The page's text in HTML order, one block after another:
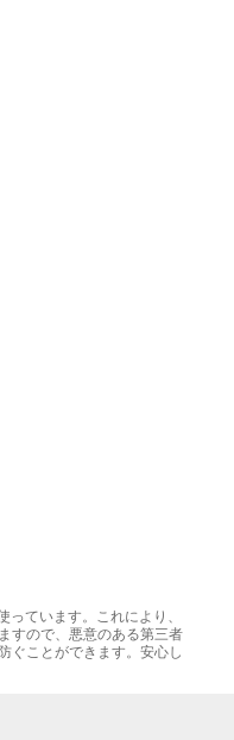
ています。これにより、
すので、悪意のある第三者
ぐことができます。安心し